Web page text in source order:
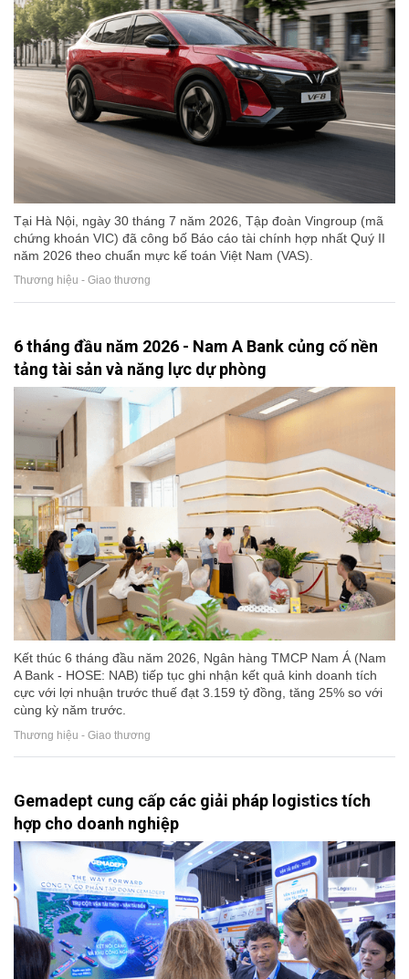
Tại Hà Nội, ngày 30 tháng 7 năm 2026, Tập đoàn Vingroup (mã
chứng khoán VIC) đã công bố Báo cáo tài chính hợp nhất Quý II
năm 2026 theo chuẩn mực kế toán Việt Nam (VAS).
Thương hiệu - Giao thương
6 tháng đầu năm 2026 - Nam A Bank củng cố nền
tảng tài sản và năng lực dự phòng
Kết thúc 6 tháng đầu năm 2026, Ngân hàng TMCP Nam Á (Nam
A Bank - HOSE: NAB) tiếp tục ghi nhận kết quả kinh doanh tích
cực với lợi nhuận trước thuế đạt 3.159 tỷ đồng, tăng 25% so với
cùng kỳ năm trước.
Thương hiệu - Giao thương
Gemadept cung cấp các giải pháp logistics tích
hợp cho doanh nghiệp